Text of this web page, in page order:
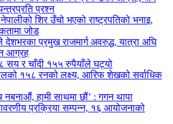
प्रश्न
नेपालीको शिर उँचो भएको राष्ट्रपतिको भनाइ,
जोड
देशभरका प्रमुख राजमार्ग अवरुद्ध, यात्रा अघि
आग्रह
सय र चाँदी १५५ रुपैयाँले घट्यो
१५८ रनको लक्ष्य, आरिफ शेखको सर्वाधिक
नबनाऔं, हामी साथमा छौं’ : गगन थापा
प्रक्रिया सम्पन्न, १६ आयोजनाको